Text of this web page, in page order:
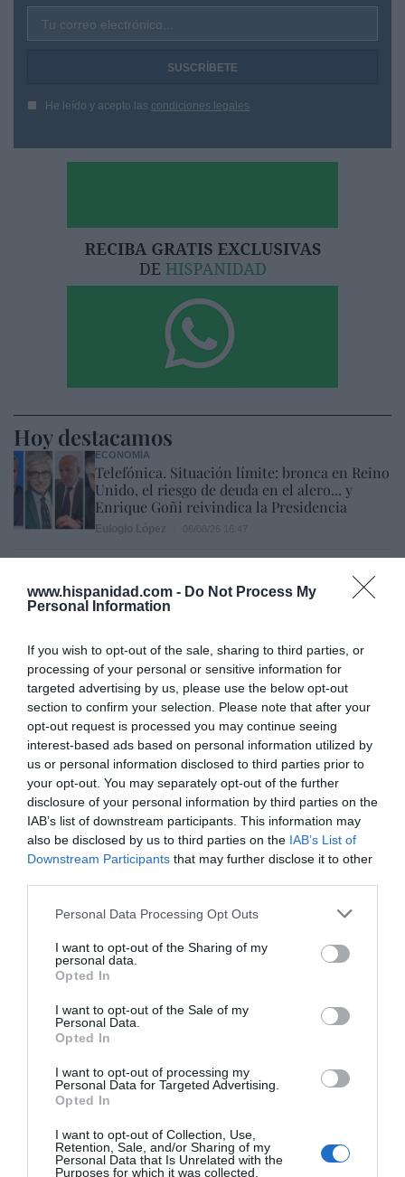
www.hispanidad.com - Do Not Process My
Personal Information
If you wish to opt-out of the sale, sharing to third parties, or
processing of your personal or sensitive information for
targeted advertising by us, please use the below opt-out
section to confirm your selection. Please note that after your
opt-out request is processed you may continue seeing
interest-based ads based on personal information utilized by
us or personal information disclosed to third parties prior to
your opt-out. You may separately opt-out of the further
disclosure of your personal information by third parties on the
IAB’s list of downstream participants. This information may
also be disclosed by us to third parties on the IAB’s List of
Downstream Participants that may further disclose it to other
Personal Data Processing Opt Outs
I want to opt-out of the Sharing of my
personal data.
Opted In
I want to opt-out of the Sale of my
Personal Data.
Opted In
I want to opt-out of processing my
Personal Data for Targeted Advertising.
Opted In
I want to opt-out of Collection, Use,
Retention, Sale, and/or Sharing of my
Personal Data that Is Unrelated with the
Purposes for which it was collected.
Tu correo electrónico...
He leído y acepto las condiciones legales
Hoy destacamos
ECONOMÍA
Telefónica. Situación límite: bronca en Reino
Unido, el riesgo de deuda en el alero... y
Enrique Goñi reivindica la Presidencia
Disney cree que sus acciones están
infravaloradas y hará más recompras
ESPAÑA
Yolanda Díaz, el penúltimo fiasco del
Gobierno Sánchez, escaso en reputación e
influencia internacional: se conforma con
ser la número dos de la OIT
INTERNACIONAL
Colombia. De la Espriella toma posesión
como presidente, entre amenazas terroristas
del ELN y el sabotaje de la Izquierda
Vox pide devolver a los hijos con sus padres...
progresista
Redacción
ECONOMÍA
Siemens baja en bolsa, pese a que vuelve a
elevar previsiones, tras un trimestre récord
Cristina Martín 06/08/26 15:12
OPINIÓN
“Sánchez es un sinvergüenza que ha
abandonado a su país, porque Ceuta es
España. Tenemos un Gobierno en